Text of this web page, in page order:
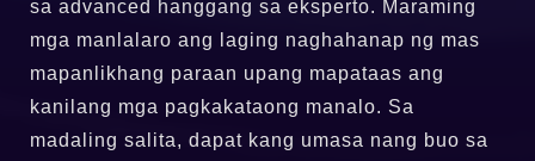
sa advanced hanggang sa eksperto. Maraming
mga manlalaro ang laging naghahanap ng mas
mapanlikhang paraan upang mapataas ang
kanilang mga pagkakataong manalo. Sa
madaling salita, dapat kang umasa nang buo sa